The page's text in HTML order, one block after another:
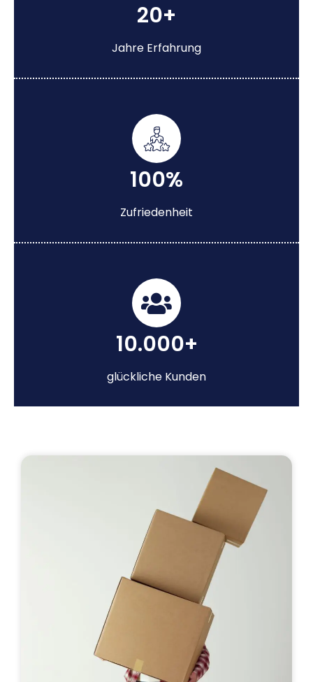
20+
Jahre Erfahrung
100%
Zufriedenheit
10.000+
glückliche Kunden